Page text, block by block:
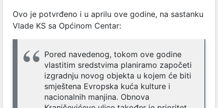
Ovo je potvrđeno i u aprilu ove godine, na sastanku
Vlade KS sa Općinom Centar:
Pored navedenog, tokom ove godine
vlastitim sredstvima planiramo započeti
izgradnju novog objekta u kojem će biti
smještena Evropska kuća kulture i
nacionalnih manjina. Obnova